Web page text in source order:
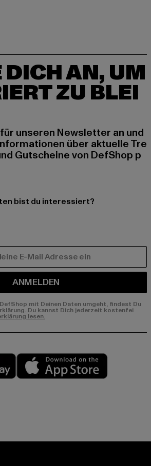
DICH AN, UM
ZU BLEI
unseren Newsletter an und
über aktuelle Tre
Gutscheine von DefShop p
bist du interessiert?
ANMELDEN
mit Deinen Daten umgeht, findest Du
Du kannst Dich jederzeit kostenfei
lesen.
Play market